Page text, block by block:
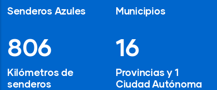
Senderos Azules
1,182
Kilómetros de
senderos
Municipios
24
Provincias y 1
Ciudad Autónoma